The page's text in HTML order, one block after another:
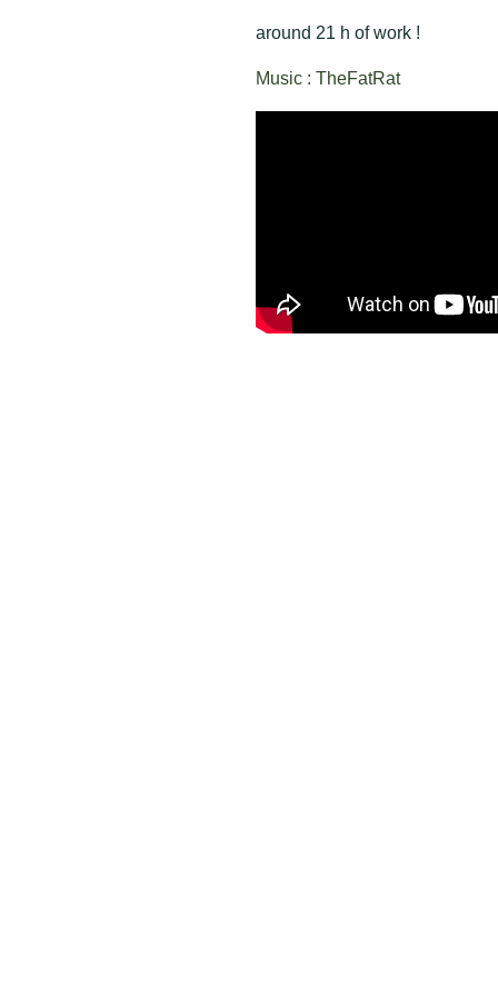
around 21 h of work !
Music : TheFatRat